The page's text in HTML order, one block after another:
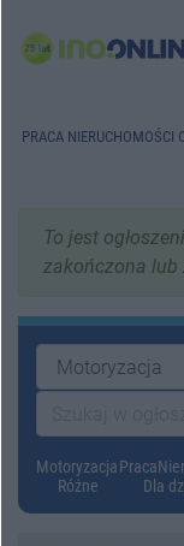
PRACA NIERUCHOMOŚCI
To jest
zakończona lub
MotoryzacjaPraca
Różne
Dla